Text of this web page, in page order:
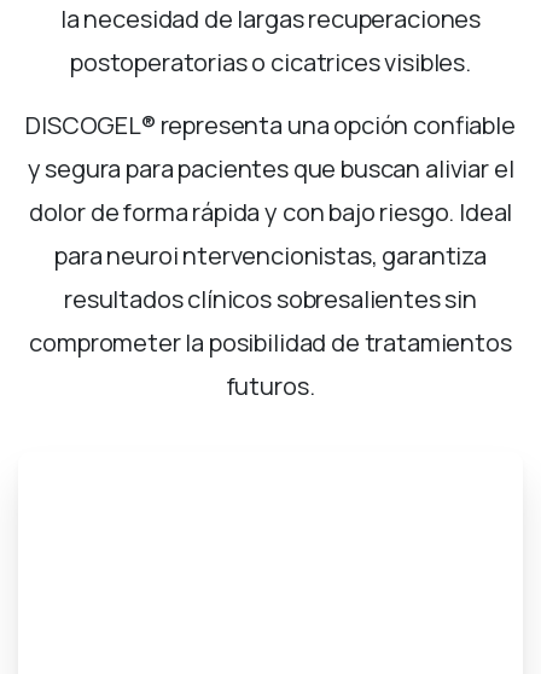
la necesidad de largas recuperaciones
postoperatorias o cicatrices visibles.
DISCOGEL® representa una opción confiable
y segura para pacientes que buscan aliviar el
dolor de forma rápida y con bajo riesgo. Ideal
para neuroi ntervencionistas, garantiza
resultados clínicos sobresalientes sin
comprometer la posibilidad de tratamientos
futuros.